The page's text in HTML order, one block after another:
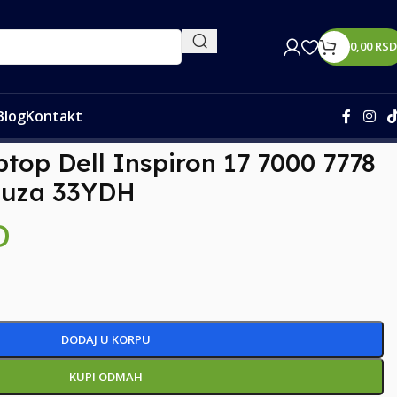
0,00RSD
Kontakt
33YDH
Dell Inspiron 17 7000 7778
33YDH
DODAJ U KORPU
KUPI ODMAH